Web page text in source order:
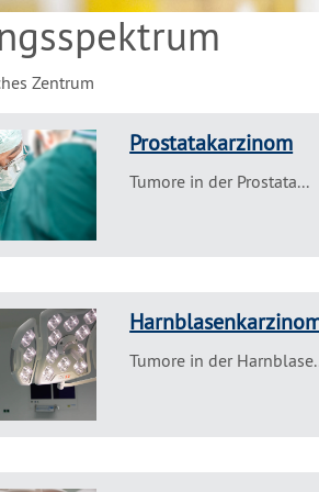
Zentrum
Prostatakarzinom
Tumore in der Prostata...
Tumore in der